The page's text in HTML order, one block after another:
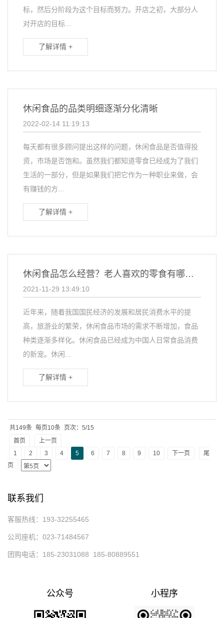
标，然后分阶段为这个目标而努力。开店之初，大部分人
对开店的目标...
了解详情 +
休闲食品的品类明细逐渐分化清晰
2022-02-14 11:19:13
每天都有很多顾问提出这样的问题，休闲食品是否值得投
资，市场是否饱和。虽然我们都知道零食已经成为了我们
生活的一部分，但是如果我们把它作为一种职业来做，会
有赚钱的方...
了解详情 +
休闲食品怎么经营？老人喜欢的零食有哪些？
2021-11-29 13:49:10
近年来，随着我国国民经济的发展和居民消费水平的提
高，旅游业的繁荣，休闲食品市场的需求不断增加，食品
种类逐渐多样化。休闲食品已经成为中国人日常食品消费
的新宠。休闲...
了解详情 +
共149条 每页10条
页次：5/15
首页
上一页
1
2 3 4 5 6 7 8 9 10 下一页
尾
页
联系我们
客服热线：193-32255465
公司座机：023-71484567
团购电话：185-23031088 185-80889551
公众号 小程序